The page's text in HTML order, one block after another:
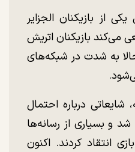
از بازیکنان الجزایر
می‌کند بازیکنان اتریش
به شدت در شبکه‌های
درباره احتمال
و بسیاری از رسانه‌ها
انتقاد کردند. اکنون